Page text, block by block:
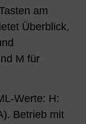
am
Überblick,
M für
Werte: H:
Betrieb mit